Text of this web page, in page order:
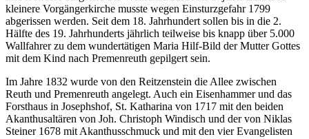
kleinere Vorgängerkirche musste wegen Einsturzgefahr 1799
abgerissen werden. Seit dem 18. Jahrhundert sollen bis in die 2.
Hälfte des 19. Jahrhunderts jährlich teilweise bis knapp über 5.000
Wallfahrer zu dem wundertätigen Maria Hilf-Bild der Mutter Gottes
mit dem Kind nach Premenreuth gepilgert sein.
Im Jahre 1832 wurde von den Reitzenstein die Allee zwischen
Reuth und Premenreuth angelegt. Auch ein Eisenhammer und das
Forsthaus in Josephshof, St. Katharina von 1717 mit den beiden
Akanthusaltären von Joh. Christoph Windisch und der von Niklas
Steiner 1678 mit Akanthusschmuck und mit den vier Evangelisten